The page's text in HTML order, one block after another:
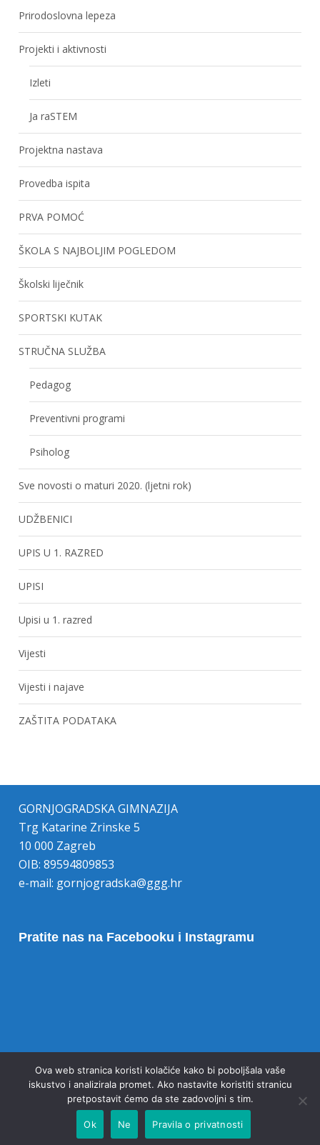
Prirodoslovna lepeza
Projekti i aktivnosti
Izleti
Ja raSTEM
Projektna nastava
Provedba ispita
PRVA POMOĆ
ŠKOLA S NAJBOLJIM POGLEDOM
Školski liječnik
SPORTSKI KUTAK
STRUČNA SLUŽBA
Pedagog
Preventivni programi
Psiholog
Sve novosti o maturi 2020. (ljetni rok)
UDŽBENICI
UPIS U 1. RAZRED
UPISI
Upisi u 1. razred
Vijesti
Vijesti i najave
ZAŠTITA PODATAKA
GORNJOGRADSKA GIMNAZIJA
Trg Katarine Zrinske 5
10 000 Zagreb
OIB: 89594809853
e-mail: gornjogradska@ggg.hr
Pratite nas na Facebooku i Instagramu
© 2020 Gornjogradska gimnazija Zagreb
Ova web stranica koristi kolačiće kako bi poboljšala vaše
iskustvo i analizirala promet. Ako nastavite koristiti stranicu
pretpostavit ćemo da ste zadovoljni s tim.
Ok Ne Pravila o privatnosti